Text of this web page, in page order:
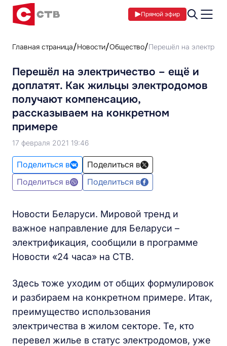
Прямой эфир
Главная страница Новости Общество Перешёл на
Перешёл на электричество – ещё и
доплатят. Как жильцы электродомов
получают компенсацию,
рассказываем на конкретном
примере
17 февраля 2021 19:46
Поделиться в
Поделиться в
Поделиться в
Поделиться в
Новости Беларуси. Мировой тренд и
важное направление для Беларуси –
электрификация, сообщили в программе
Новости «24 часа» на СТВ.
Здесь тоже уходим от общих формулировок
и разбираем на конкретном примере. Итак,
преимущество использования
электричества в жилом секторе. Те, кто
перевел жилье в статус электродомов, уже